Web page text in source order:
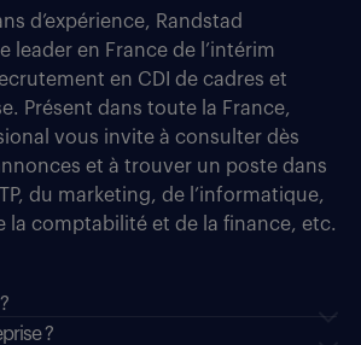
d’expérience, Randstad
leader en France de l’intérim
en CDI de cadres et
Présent dans toute la France,
vous invite à consulter dès
et à trouver un poste dans
du marketing, de l’informatique,
la comptabilité et de la finance, etc.
?